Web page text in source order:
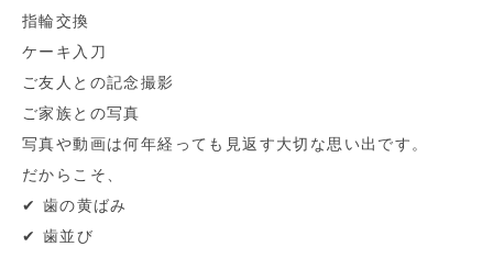
指輪交換
ケーキ入刀
ご友人との記念撮影
ご家族との写真
写真や動画は何年経っても見返す大切な思い出です。
だからこそ、
✔ 歯の黄ばみ
✔ 歯並び